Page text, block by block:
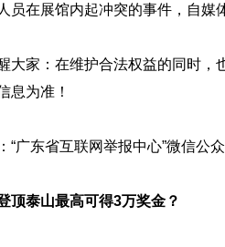
员在展馆内起冲突的事件，自媒
大家：在维护合法权益的同时，
息为准！
“广东省互联网举报中心”微信公
顶泰山最高可得3万奖金？